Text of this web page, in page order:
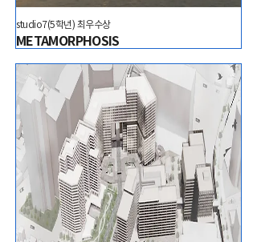
studio7(5학년) 최우수상
METAMORPHOSIS